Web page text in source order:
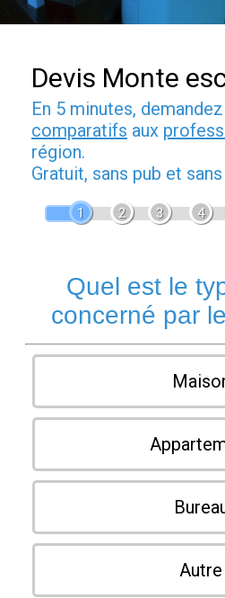
Devis Monte
En 5 minutes, demandez
comparatifs aux
région.
Gratuit, sans pub et
1 2 3 4
Quel est le
concerné par
Autre